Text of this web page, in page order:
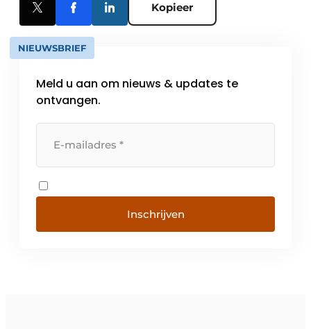
Kopieer
NIEUWSBRIEF
Meld u aan om nieuws & updates te
ontvangen.
Inschrijven